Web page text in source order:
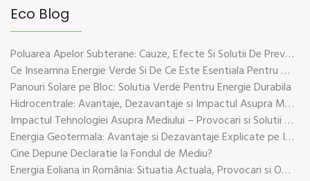
Eco Blog
Poluarea Apelor Subterane: Cauze, Efecte Si Solutii De Prevenire
Ce Inseamna Energie Verde Si De Ce Este Esentiala Pentru Viitorul Planetei
Panouri Solare pe Bloc: Solutia Verde Pentru Energie Durabila
Hidrocentrale: Avantaje, Dezavantaje si Impactul Asupra Mediului
Impactul Tehnologiei Asupra Mediului – Provocari si Solutii Sustenabile
Energia Geotermala: Avantaje si Dezavantaje Explicate pe Intelesul Tuturor
Cine Depune Declaratie la Fondul de Mediu?
Energia Eoliana in România: Situatia Actuala, Provocari si Oportunitati